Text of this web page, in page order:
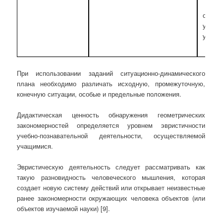
При использовании заданий ситуационно-динамического
плана необходимо различать исходную, промежуточную,
конечную ситуации, особые и предельные положения.
Дидактическая ценность обнаружения геометрических
закономерностей определяется уровнем эвристичности
учебно-познавательной деятельности, осуществляемой
учащимися.
Эвристическую деятельность следует рассматривать как
такую разновидность человеческого мышления, которая
создает новую систему действий или открывает неизвестные
ранее закономерности окружающих человека объектов (или
объектов изучаемой науки) [9].